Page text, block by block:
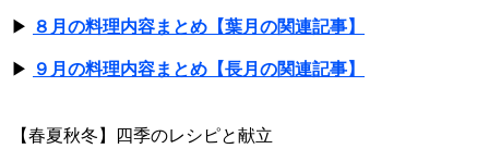
▶ ８月の料理内容まとめ【葉月の関連記事】
▶ ９月の料理内容まとめ【長月の関連記事】
【春夏秋冬】四季のレシピと献立